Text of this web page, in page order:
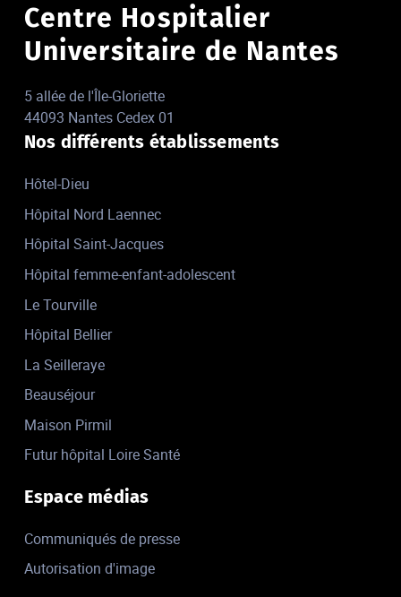
Centre Hospitalier
Universitaire de Nantes
5 allée de l'Île-Gloriette
44093 Nantes Cedex 01
Nos différents établissements
Hôtel-Dieu
Hôpital Nord Laennec
Hôpital Saint-Jacques
Hôpital femme-enfant-adolescent
Le Tourville
Hôpital Bellier
La Seilleraye
Beauséjour
Maison Pirmil
Futur hôpital Loire Santé
Espace médias
Communiqués de presse
Autorisation d'image